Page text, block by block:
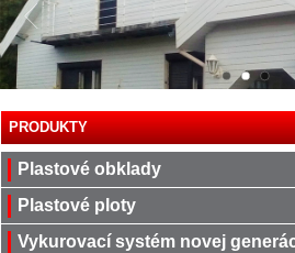
PRODUKTY
Plastové obklady
Plastové ploty
Vykurovací systém novej